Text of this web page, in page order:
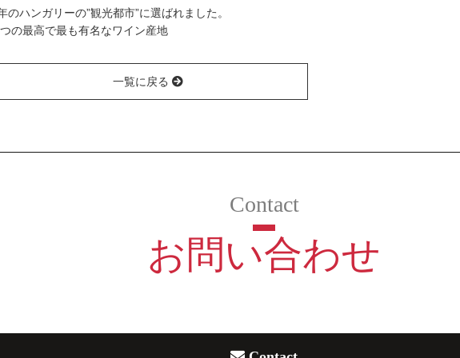
のハンガリーの”観光都市”に選ばれました。
の最高で最も有名なワイン産地
一覧に戻る
お問い合わせ